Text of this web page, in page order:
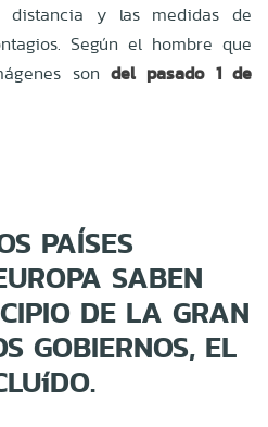
distancia y las medidas de
Según el hombre que
son del pasado 1 de
PAÍSES
SABEN
DE LA GRAN
GOBIERNOS, EL